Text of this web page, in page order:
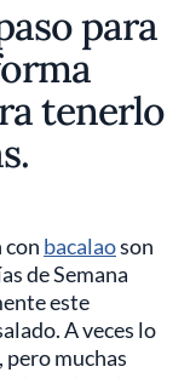
para
tenerlo
con bacalaoson
de Semana
este
A veces lo
muchas